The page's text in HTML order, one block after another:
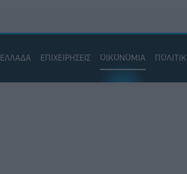
ΕΛΛΑΔΑ ΕΠΙΧΕΙΡΗΣΕΙΣ ΟΙΚΟΝΟΜΙΑ